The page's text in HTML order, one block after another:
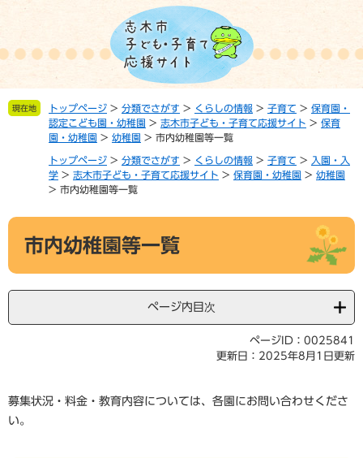
の
で
ー
ば 現在地 トップページ > 分類でさがす > くらしの情報 > 子育て > 保育園・
認定こども園・幼稚園 > 志木市子ども・子育て応援サイト > 保育
園・幼稚園 > 幼稚園 > 市内幼稚園等一覧
トップページ > 分類でさがす > くらしの情報 > 子育て > 入園・入
学 > 志木市子ども・子育て応援サイト > 保育園・幼稚園 > 幼稚園
> 市内幼稚園等一覧
本
市内幼稚園等一覧
ページ内目次
ページID：0025841
更新日：2025年8月1日更新
募集状況・料金・教育内容については、各園にお問い合わせくださ
い。